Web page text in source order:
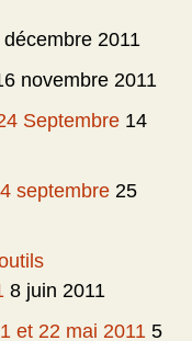
décembre 2011
novembre 2011
Septembre 14
septembre 25
8 juin 2011
et 22 mai 2011 5